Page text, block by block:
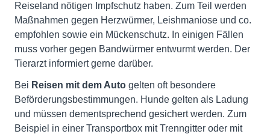
Reiseland nötigen Impfschutz haben. Zum Teil werden
Maßnahmen gegen Herzwürmer, Leishmaniose und co.
empfohlen sowie ein Mückenschutz. In einigen Fällen
muss vorher gegen Bandwürmer entwurmt werden. Der
Tierarzt informiert gerne darüber.
Bei Reisen mit dem Auto gelten oft besondere
Beförderungsbestimmungen. Hunde gelten als Ladung
und müssen dementsprechend gesichert werden. Zum
Beispiel in einer Transportbox mit Trenngitter oder mit